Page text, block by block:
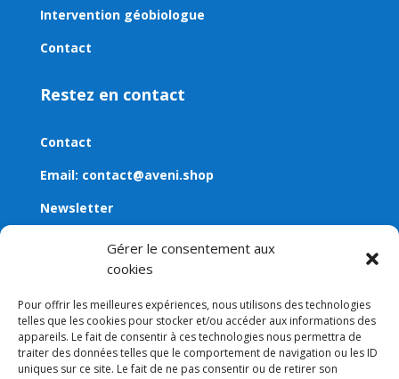
Gérer le consentement aux
cookies
Pour offrir les meilleures expériences, nous utilisons des technologies
telles que les cookies pour stocker et/ou accéder aux informations des
appareils. Le fait de consentir à ces technologies nous permettra de
traiter des données telles que le comportement de navigation ou les ID
uniques sur ce site. Le fait de ne pas consentir ou de retirer son
Intervention géobiologue
Contact
Restez en contact
Contact
Email: contact@aveni.shop
Newsletter